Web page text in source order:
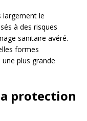
largement le
à des risques
sanitaire avéré.
formes
plus grande
protection